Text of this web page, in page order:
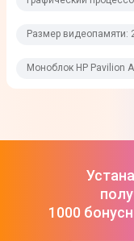
2 Гб
Windows 10 Home
Размер видеопамяти:
Моноблок HP Pavilion
1000